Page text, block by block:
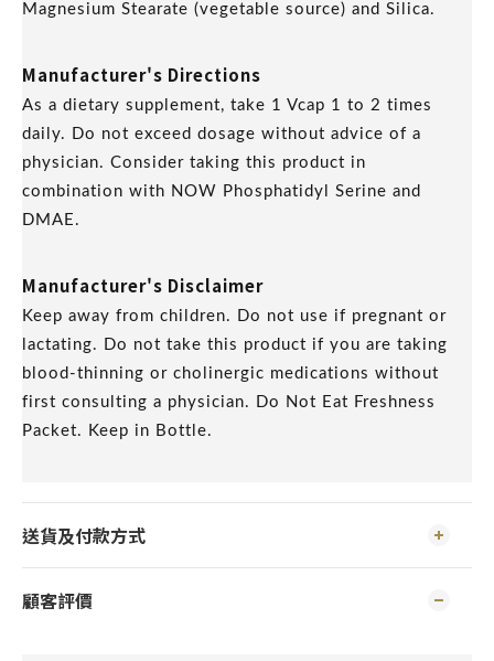
Magnesium Stearate (vegetable source) and Silica.
Manufacturer's Directions
As a dietary supplement, take 1 Vcap 1 to 2 times
daily. Do not exceed dosage without advice of a
physician. Consider taking this product in
combination with NOW Phosphatidyl Serine and
DMAE.
Manufacturer's Disclaimer
Keep away from children. Do not use if pregnant or
lactating. Do not take this product if you are taking
blood-thinning or cholinergic medications without
first consulting a physician. Do Not Eat Freshness
Packet. Keep in Bottle.
送貨及付款方式
顧客評價